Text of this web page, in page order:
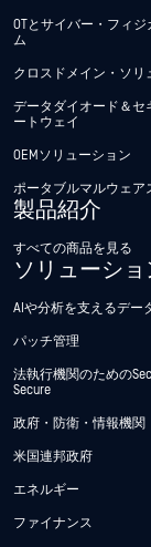
OTとサイバー・フィ
ム
クロスドメイン・ソリ
データダイオード＆セ
ートウェイ
OEMソリューション
ポータブルマルウェア
製品紹介
すべての商品を見る
ソリューショ
AIや分析を支えるデー
パッチ管理
法執行機関のための
Secure
政府・防衛・情報機関
米国連邦政府
エネルギー
ファイナンス